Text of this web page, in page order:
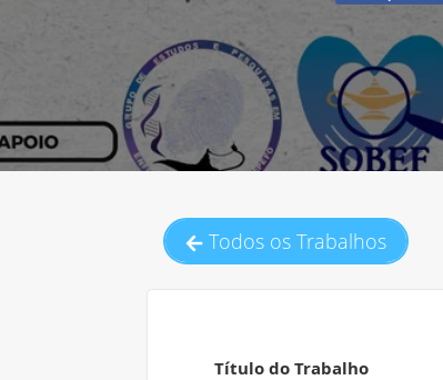
Todos os Trabalhos
Título do Trabalho